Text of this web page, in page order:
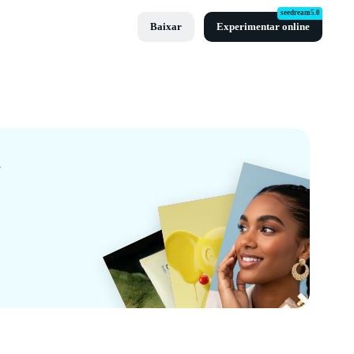
Baixar Experimentar online
seedream5.0